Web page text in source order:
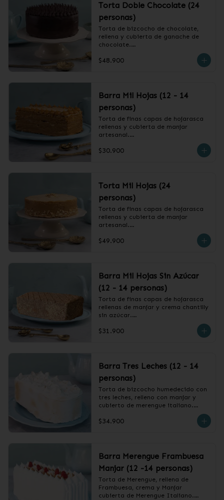
Torta Doble Chocolate (24
personas)
Torta de bizcocho de chocolate,
rellena y cubierta de ganache de
chocolate.
❄️ Producto Congelado
$48.900
Barra Mil Hojas (12 - 14
personas)
Torta de finas capas de hojarasca
rellenas y cubierta de manjar
artesanal.
❄️ Producto Congelado
$30.900
Torta Mil Hojas (24
personas)
Torta de finas capas de hojarasca
rellenas y cubierta de manjar
artesanal.
❄️ Producto Congelado
$49.900
Barra Mil Hojas Sin Azúcar
(12 - 14 personas)
Torta de finas capas de hojarasca
rellenas de manjar y crema chantilly
sin azúcar.
❄️ Producto Congelado
$31.900
Barra Tres Leches (12 - 14
personas)
Torta de bizcocho humedecido con
tres leches, relleno con manjar y
cubierto de merengue italiano.
❄️ Producto Congelado
$34.900
Barra Merengue Frambuesa
Manjar (12 -14 personas)
Torta de Merengue, rellena de
Frambuesa, crema y Manjar
cubierta de Merengue Italiano.